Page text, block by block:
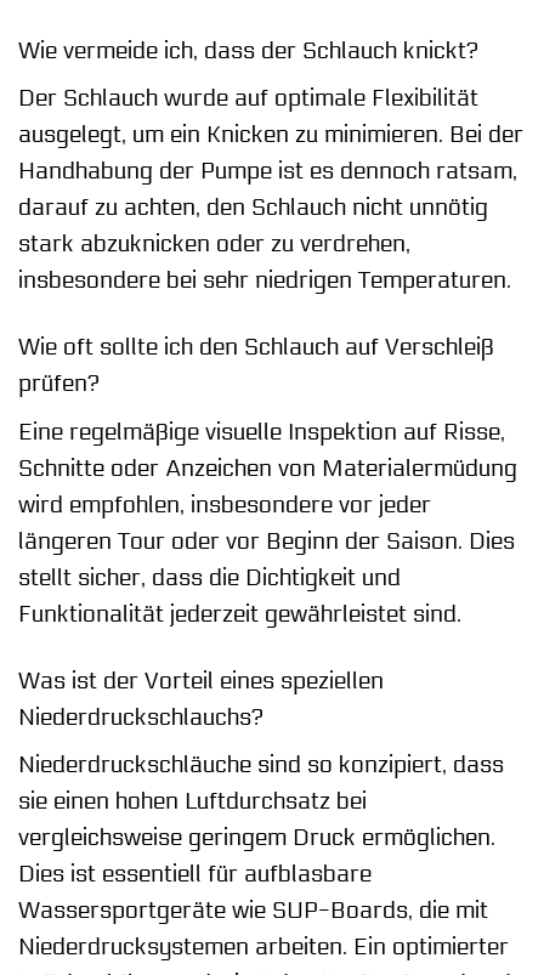
Wie vermeide ich, dass der Schlauch knickt?
Der Schlauch wurde auf optimale Flexibilität
ausgelegt, um ein Knicken zu minimieren. Bei der
Handhabung der Pumpe ist es dennoch ratsam,
darauf zu achten, den Schlauch nicht unnötig
stark abzuknicken oder zu verdrehen,
insbesondere bei sehr niedrigen Temperaturen.
Wie oft sollte ich den Schlauch auf Verschleiß
prüfen?
Eine regelmäßige visuelle Inspektion auf Risse,
Schnitte oder Anzeichen von Materialermüdung
wird empfohlen, insbesondere vor jeder
längeren Tour oder vor Beginn der Saison. Dies
stellt sicher, dass die Dichtigkeit und
Funktionalität jederzeit gewährleistet sind.
Was ist der Vorteil eines speziellen
Niederdruckschlauchs?
Niederdruckschläuche sind so konzipiert, dass
sie einen hohen Luftdurchsatz bei
vergleichsweise geringem Druck ermöglichen.
Dies ist essentiell für aufblasbare
Wassersportgeräte wie SUP-Boards, die mit
Niederdrucksystemen arbeiten. Ein optimierter